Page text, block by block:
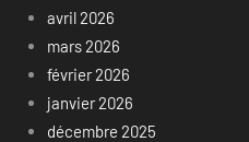
avril 2026
mars 2026
février 2026
janvier 2026
décembre 2025